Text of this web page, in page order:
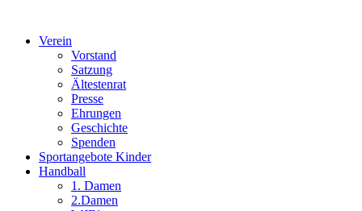
Verein
Vorstand
Satzung
Ältestenrat
Presse
Ehrungen
Geschichte
Spenden
Sportangebote Kinder
Handball
1. Damen
2.Damen